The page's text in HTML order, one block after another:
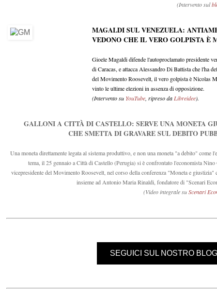
(Intervento sul
MAGALDI SUL VENEZUELA:
VEDONO CHE IL VERO GOLPISTA È
Gioele Magaldi difende l'autoproclamato presidente
di Caracas, e attacca Alessandro Di Battista che l'ha
del Movimento Roosevelt, il vero golpista è Nicolas
vinto le ultime elezioni in assenza di opposizione.
(Intervento su YouTube , ripreso da Libreidee).
GALLONI A CITTÀ DI CASTELLO: SERVE UNA MONETA
CHE SMETTA DI GRAVARE SUL DEBITO
Una moneta direttamente legata al sistema produttivo, e non una moneta "a debito" come
tema, il 25 gennaio a Città di Castello (Perugia) si è confrontato l'economista
vicepresidente del Movimento Roosevelt, nel corso della conferenza "Moneta e giustizia"
insieme ad Antonio Maria Rinaldi, fondatore di "Scenari
(Video integrale suScenari
SEGUICI SUL NOSTRO BLOG